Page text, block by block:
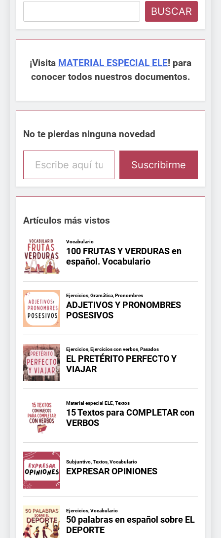
BUSCAR
¡Visita MATERIAL ESPECIAL ELE! para
conocer todos nuestros documentos.
No te pierdas ninguna novedad
Escribe aquí tu email
Suscribirme
Artículos más vistos